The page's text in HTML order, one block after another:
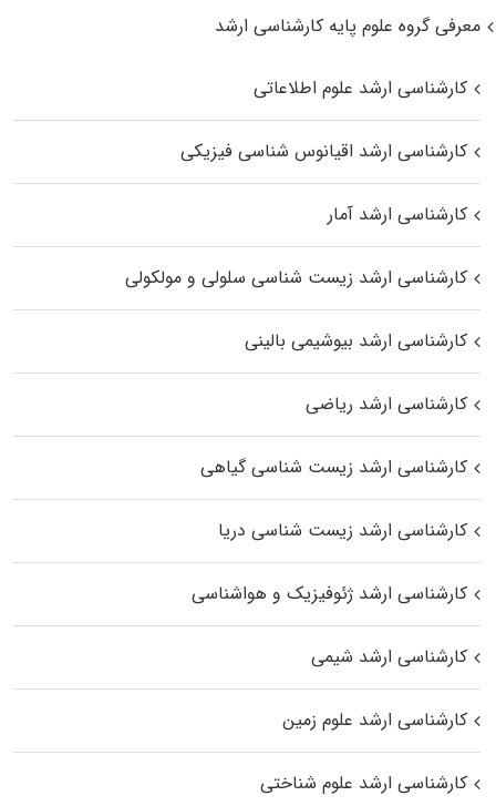
معرفی گروه علوم پایه کارشناسی ارشد
کارشناسی ارشد علوم اطلاعاتی
کارشناسی ارشد اقیانوس‌ شناسی فیزیکی
کارشناسی ارشد آمار
کارشناسی ارشد زیست شناسی سلولی و مولکولی
کارشناسی ارشد بیوشیمی بالینی
کارشناسی ارشد ریاضی
کارشناسی ارشد زیست‌ شناسی گیاهی
کارشناسی ارشد زیست‌ شناسی دریا
کارشناسی ارشد ژئوفیزیک و هواشناسی
کارشناسی ارشد شیمی
کارشناسی ارشد علوم زمین
کارشناسی ارشد علوم شناختی